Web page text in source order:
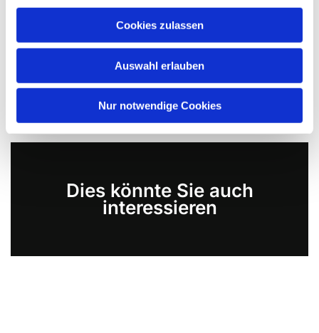
Cookies zulassen
Auswahl erlauben
Nur notwendige Cookies
Dies könnte Sie auch
interessieren